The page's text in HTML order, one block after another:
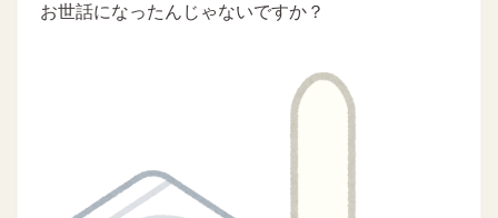
お世話になったんじゃないですか？